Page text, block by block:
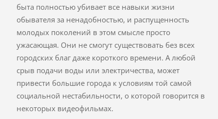
быта полностью убивает все навыки жизни
обывателя за ненадобностью, и распущенность
молодых поколений в этом смысле просто
ужасающая. Они не смогут существовать без всех
городских благ даже короткого времени. А любой
срыв подачи воды или электричества, может
привести большие города к условиям той самой
социальной нестабильности, о которой говорится в
некоторых видеофильмах.